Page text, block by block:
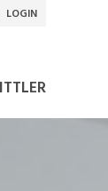
LOGIN
JETZT BEWERBEN